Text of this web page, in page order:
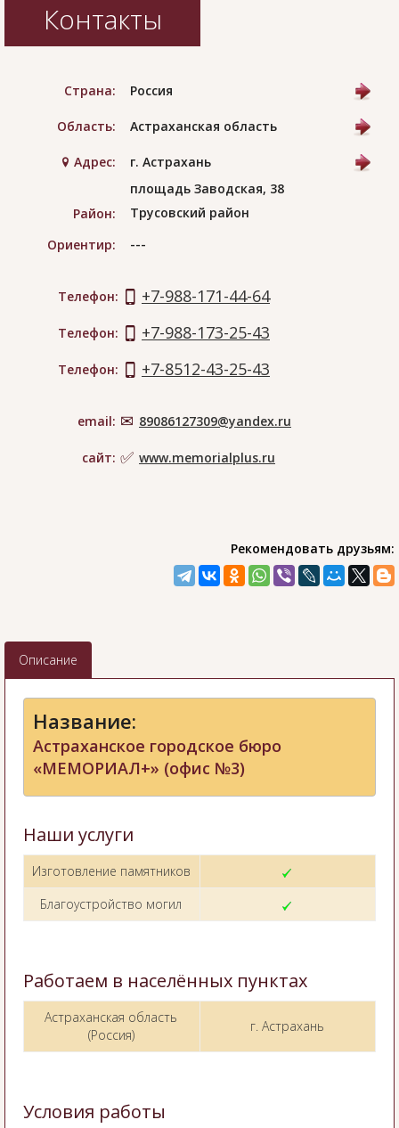
Контакты
Страна: Россия
Область: Астраханская область
Адрес:
г. Астрахань
площадь Заводская, 38
Район:
Трусовский район
Ориентир:
---
Телефон: +7-988-171-44-64
Телефон: +7-988-173-25-43
Телефон: +7-8512-43-25-43
email: 89086127309@yandex.ru
сайт: www.memorialplus.ru
Рекомендовать друзьям:
Описание
Название:
Астраханское городское бюро
«МЕМОРИАЛ+» (офис №3)
Наши услуги
Изготовление памятников
Благоустройство могил
Работаем в населённых пунктах
Астраханская область
(Россия)
г. Астрахань
Условия работы